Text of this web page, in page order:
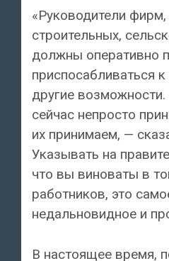
«Руководители
строительных,
должны оперативно
приспосабливаться
другие
сейчас непросто
их принимаем, —
Указывать на
что вы виноваты в
работников, это
недальновидное и
В настоящее время,